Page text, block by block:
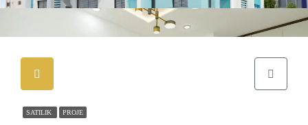
SATILIK PROJE